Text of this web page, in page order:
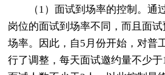
（1）面试到场率的控制。通
岗位的面试到场率不同，而且面
场率。因此，自5月份开始，对普
行了调整，每天面试邀约量不少